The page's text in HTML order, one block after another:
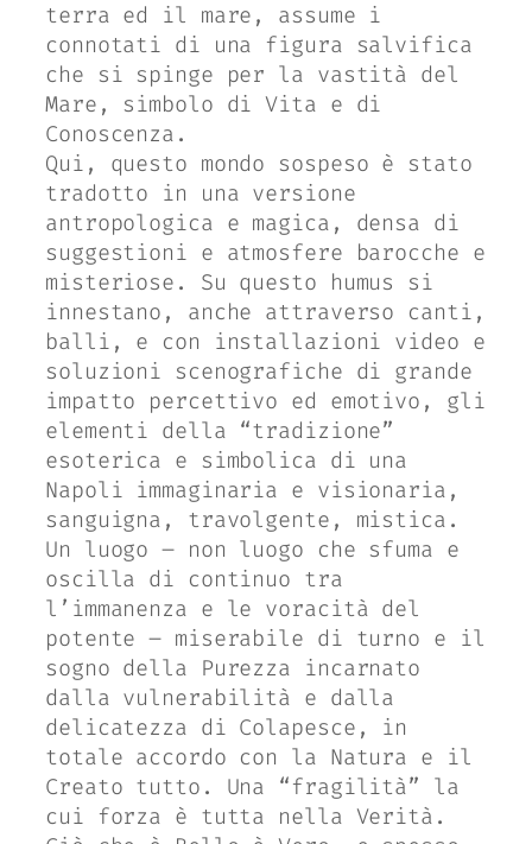
terra ed il mare, assume i
connotati di una figura salvifica
che si spinge per la vastità del
Mare, simbolo di Vita e di
Conoscenza.
Qui, questo mondo sospeso è stato
tradotto in una versione
antropologica e magica, densa di
suggestioni e atmosfere barocche e
misteriose. Su questo humus si
innestano, anche attraverso canti,
balli, e con installazioni video e
soluzioni scenografiche di grande
impatto percettivo ed emotivo, gli
elementi della “tradizione”
esoterica e simbolica di una
Napoli immaginaria e visionaria,
sanguigna, travolgente, mistica.
Un luogo – non luogo che sfuma e
oscilla di continuo tra
l’immanenza e le voracità del
potente – miserabile di turno e il
sogno della Purezza incarnato
dalla vulnerabilità e dalla
delicatezza di Colapesce, in
totale accordo con la Natura e il
Creato tutto. Una “fragilità” la
cui forza è tutta nella Verità.